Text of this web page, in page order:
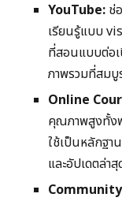
YouTube: ช่
เรียนรู้แบบ
ที่สอนแบบต่อเ
ภาพรวมที่สม
Online
คุณภาพสูงทั้ง
ใช้เป็นหลักฐา
และอัปเดตล่าสุ